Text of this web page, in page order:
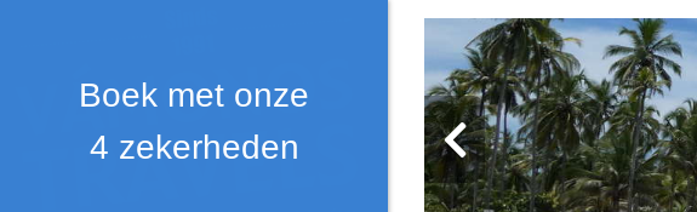
Boek met onze
4 zekerheden